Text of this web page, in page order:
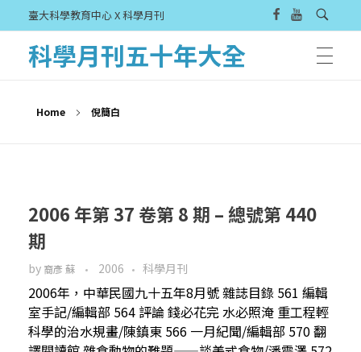
臺大科學教育中心 X 科學月刊
科學月刊五十年大全
Home 倪簡白
2006 年第 37 卷第 8 期 – 總號第 440
期
by 裔彥 蘇 2006 科學月刊
2006年，中華民國九十五年8月號 雜誌目錄 561 編輯
室手記/編輯部 564 評論 錢必花完 水必照淹 重工程輕
科學的治水規畫/陳鎮東 566 一月紀聞/編輯部 570 翻